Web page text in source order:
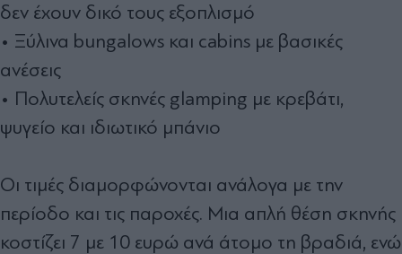
δεν έχουν δικό τους εξοπλισμό
• Ξύλινα bungalows και cabins με βασικές
ανέσεις
• Πολυτελείς σκηνές glamping με κρεβάτι,
ψυγείο και ιδιωτικό μπάνιο
Οι τιμές διαμορφώνονται ανάλογα με την
περίοδο και τις παροχές. Μια απλή θέση σκηνής
κοστίζει 7 με 10 ευρώ ανά άτομο τη βραδιά, ενώ